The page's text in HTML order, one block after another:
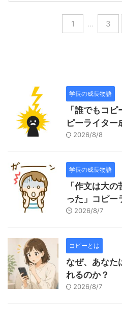
1 … 3
学長の成長物語
「誰でもコ
ピーライター
2026/8/8
学長の成長物語
「作文は大
った」コピー
2026/8/7
コピーとは
なぜ、あなた
れるのか？
2026/8/7